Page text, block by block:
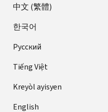
中文 (繁體)
한국어
Pусский
Tiếng Việt
Kreyòl ayisyen
English